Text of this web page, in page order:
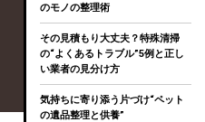
のモノの整理術
その見積もり大丈夫？特殊清掃
の“よくあるトラブル”5例と正し
い業者の見分け方
気持ちに寄り添う片づけ“ペット
の遺品整理と供養”